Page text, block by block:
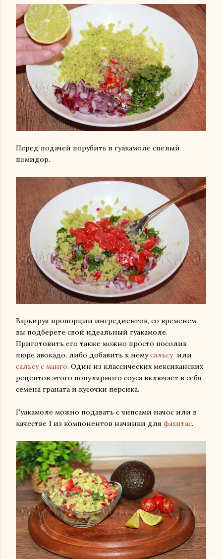
Перед подачей порубить в гуакамоле спелый
помидор.
Варьируя пропорции ингредиентов, со временем
вы подберете свой идеальный гуакамоле.
Приготовить его также можно просто посолив
пюре авокадо, либо добавить к немусальсуили
сальсу с манго. Один из классических мексиканских
рецептов этого популярного соуса включает в себя
семена граната и кусочки персика.
Гуакамоле можно подавать с чипсами начос или в
качестве 1 из компонентов начинки для фахитас.